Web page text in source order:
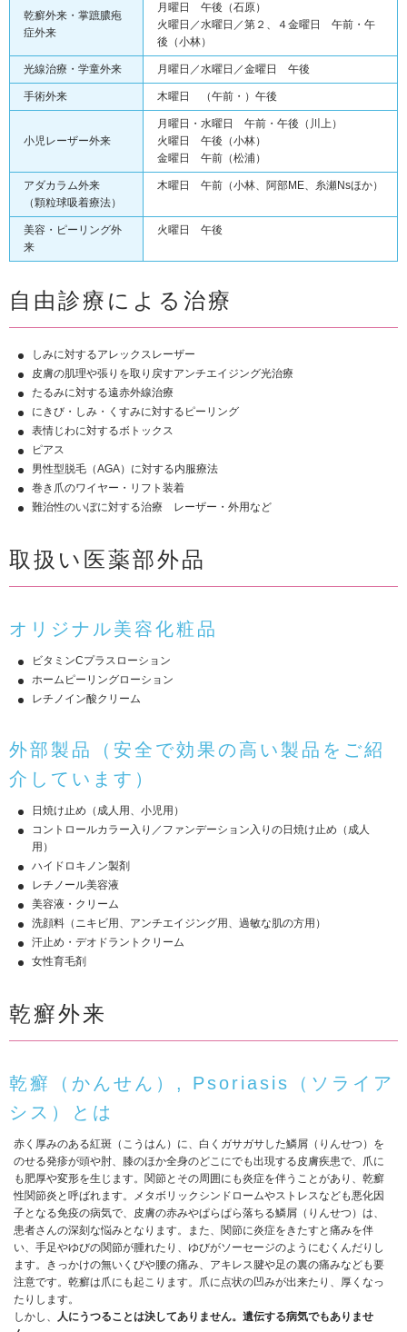
乾癬外来・掌蹠膿疱
症外来
月曜日 午後（石原）
火曜日／水曜日／第２、４金曜日 午前・午
後（小林）
光線治療・学童外来 月曜日／水曜日／金曜日 午後
手術外来 木曜日 （午前・）午後
小児レーザー外来
月曜日・水曜日 午前・午後（川上）
火曜日 午後（小林）
金曜日 午前（松浦）
アダカラム外来
（顆粒球吸着療法）
木曜日 午前（小林、阿部ME、糸瀬Nsほか）
美容・ピーリング外
来
火曜日 午後
自由診療による治療
しみに対するアレックスレーザー
皮膚の肌理や張りを取り戻すアンチエイジング光治療
たるみに対する遠赤外線治療
にきび・しみ・くすみに対するピーリング
表情じわに対するボトックス
ピアス
男性型脱毛（AGA）に対する内服療法
巻き爪のワイヤー・リフト装着
難治性のいぼに対する治療 レーザー・外用など
取扱い医薬部外品
オリジナル美容化粧品
ビタミンCプラスローション
ホームピーリングローション
レチノイン酸クリーム
外部製品（安全で効果の高い製品をご紹
介しています）
日焼け止め（成人用、小児用）
コントロールカラー入り／ファンデーション入りの日焼け止め（成人
用）
ハイドロキノン製剤
レチノール美容液
美容液・クリーム
洗顔料（ニキビ用、アンチエイジング用、過敏な肌の方用）
汗止め・デオドラントクリーム
女性育毛剤
乾癬外来
乾癬（かんせん）, Psoriasis（ソライア
シス）とは
赤く厚みのある紅斑（こうはん）に、白くガサガサした鱗屑（りんせつ）を
のせる発疹が頭や肘、膝のほか全身のどこにでも出現する皮膚疾患で、爪に
も肥厚や変形を生じます。関節とその周囲にも炎症を伴うことがあり、乾癬
性関節炎と呼ばれます。メタボリックシンドロームやストレスなども悪化因
子となる免疫の病気で、皮膚の赤みやぱらぱら落ちる鱗屑（りんせつ）は、
患者さんの深刻な悩みとなります。また、関節に炎症をきたすと痛みを伴
い、手足やゆびの関節が腫れたり、ゆびがソーセージのようにむくんだりし
ます。きっかけの無いくびや腰の痛み、アキレス腱や足の裏の痛みなども要
注意です。乾癬は爪にも起こります。爪に点状の凹みが出来たり、厚くなっ
たりします。
しかし、 人にうつることは決してありません。遺伝する病気でもありませ